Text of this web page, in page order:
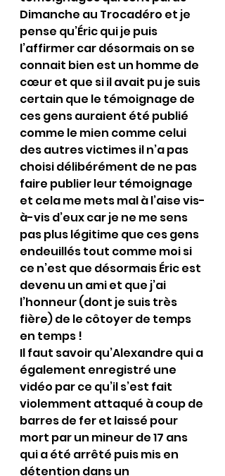
Dimanche au Trocadéro et je
pense qu’Éric qui je puis
l’affirmer car désormais on se
connait bien est un homme de
cœur et que si il avait pu je suis
certain que le témoignage de
ces gens auraient été publié
comme le mien comme celui
des autres victimes il n’a pas
choisi délibérément de ne pas
faire publier leur témoignage
et cela me mets mal à l’aise vis-
à-vis d’eux car je ne me sens
pas plus légitime que ces gens
endeuillés tout comme moi si
ce n’est que désormais Éric est
devenu un ami et que j’ai
l’honneur (dont je suis très
fière) de le côtoyer de temps
en temps !
Il faut savoir qu’Alexandre qui a
également enregistré une
vidéo par ce qu’il s’est fait
violemment attaqué à coup de
barres de fer et laissé pour
mort par un mineur de 17 ans
qui a été arrêté puis mis en
détention dans un